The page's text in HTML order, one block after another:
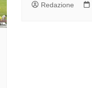
Redazione